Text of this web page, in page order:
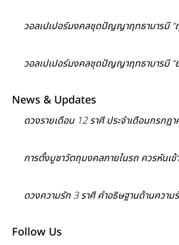
วอลเปเปอร์มงคลชุดปัญญาฤทธาบารมี “
วอลเปเปอร์มงคลชุดปัญญาฤทธาบารมี “
News & Updates
ดวงรายเดือน 12 ราศี ประจำเดือนกรกฎ
การตั้งบูชาวัตถุมงคลภายในรถ ควรหันเ
ดวงความรัก 3 ราศี คำอธิษฐานด้านความ
Follow Us